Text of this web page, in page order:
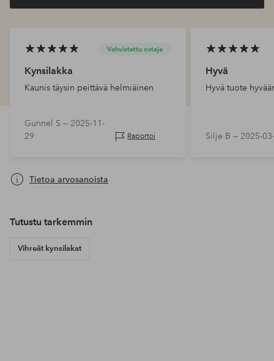
Vahvistettu ostaja
Kynsilakka
Kaunis täysin peittävä helmiäinen
Gunnel S — 2025-11-
29
Raportoi
Hyvä
Hyvä tuote
Silje B — 2025-
Tietoa arvosanoista
Tutustu tarkemmin
Vihreät kynsilakat